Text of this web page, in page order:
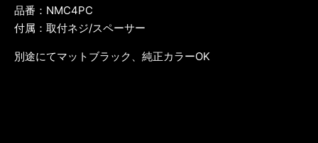
品番：NMC4PC
付属：取付ネジ/スペーサー
別途にてマットブラック、純正カラーOK